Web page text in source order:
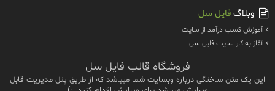
وبلاگفایل سل
آموزش كسب درآمد از سايت
آغاز به كار سايت فايل سل
فروشگاه قالب فایل سل
این یک متن ساختگی درباره وبسایت شما میباشد که از طریق پنل مدیریت قابل